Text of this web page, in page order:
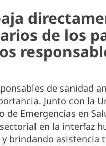
de los
de sanidad
Junto con la
Emergencias en
en la interfaz
brindando asistencia